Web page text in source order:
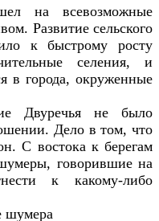
на всевозможные
Развитие сельского
к быстрому росту
селения, и
в города, окруженные
Двуречья не было
Дело в том, что
С востока к берегам
говорившие на
к какому-либо